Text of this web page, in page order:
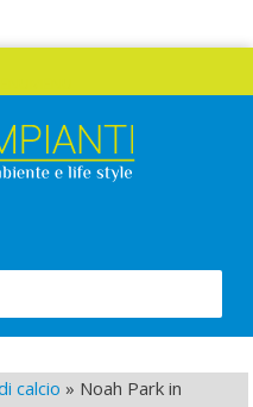
calcio » Noah Park in